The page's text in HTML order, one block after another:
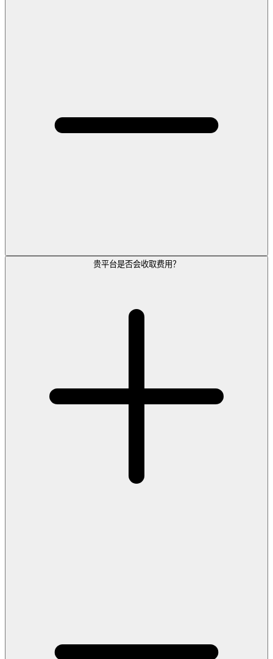
贵平台是否会收取费用？